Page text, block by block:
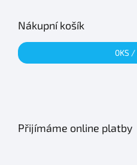
Nákupní košík
0KS /
Přijímáme online platby